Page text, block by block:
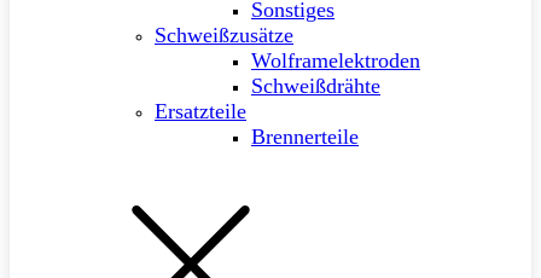
Sonstiges
Schweißzusätze
Wolframelektroden
Schweißdrähte
Ersatzteile
Brennerteile